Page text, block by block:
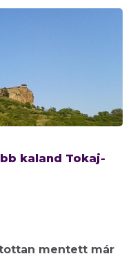
kaland Tokaj-
mentett már